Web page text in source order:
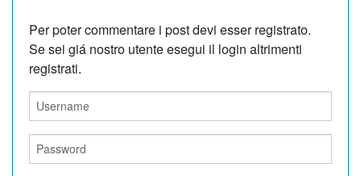
Per poter commentare i post devi esser registrato.
Se sei giá nostro utente esegui il login altrimenti
registrati.